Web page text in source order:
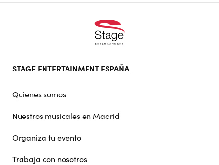
doormat
STAGE ENTERTAINMENT ESPAÑA
Quienes somos
Nuestros musicales en Madrid
Organiza tu evento
Trabaja con nosotros